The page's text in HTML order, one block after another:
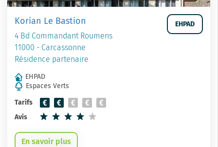
Korian Le Bastion
4 Bd Commandant Roumens
11000 - Carcassonne
Résidence partenaire
EHPAD
EHPAD
Espaces Verts
Tarifs
Avis
En savoir plus